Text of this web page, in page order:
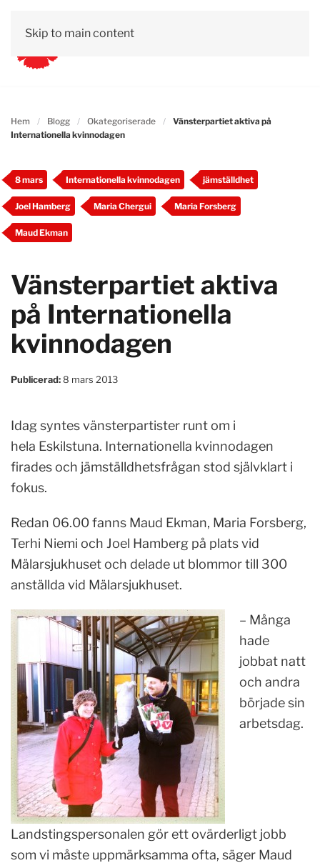
Skip to main content
Hem Blogg Okategoriserade
Vänsterpartiet aktiva på
Internationella kvinnodagen
8 mars Internationella kvinnodagen jämställdhet
Joel Hamberg Maria Chergui Maria Forsberg
Maud Ekman
Vänsterpartiet aktiva
på Internationella
kvinnodagen
Publicerad:8 mars 2013
Idag syntes vänsterpartister runt om i
hela Eskilstuna. Internationella kvinnodagen
firades och jämställdhetsfrågan stod självklart i
fokus.
Redan 06.00 fanns Maud Ekman, Maria Forsberg,
Terhi Niemi och Joel Hamberg på plats vid
Mälarsjukhuset och delade ut blommor till 300
anställda vid Mälarsjukhuset.
– Många
hade
jobbat natt
och andra
började sin
arbetsdag.
Landstingspersonalen gör ett ovärderligt jobb
som vi måste uppmärksamma ofta, säger Maud